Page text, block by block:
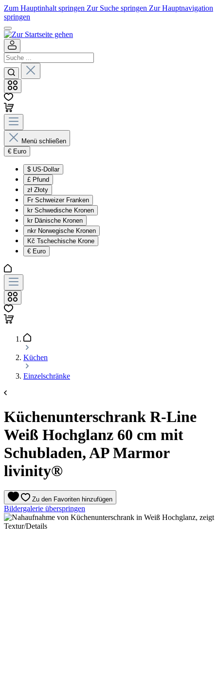
Zum Hauptinhalt springen Zur Suche springen Zur Hauptnavigation
springen
Menü schließen
€ Euro
$ US-Dollar
£ Pfund
zł Złoty
Fr Schweizer Franken
kr Schwedische Kronen
kr Dänische Kronen
nkr Norwegische Kronen
Kč Tschechische Krone
€ Euro
Küchen
Einzelschränke
Küchenunterschrank R-Line
Weiß Hochglanz 60 cm mit
Schubladen, AP Marmor
livinity®
Zu den Favoriten hinzufügen
Bildergalerie überspringen